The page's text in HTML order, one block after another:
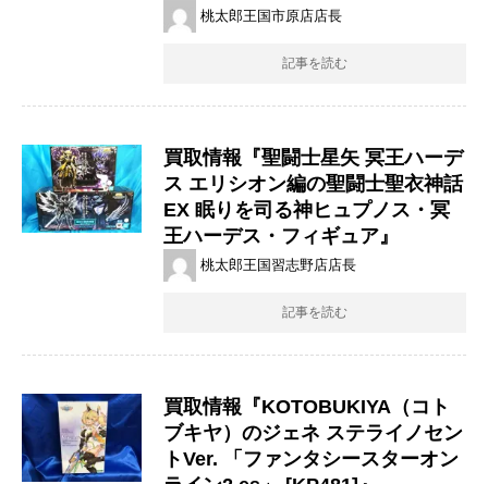
桃太郎王国市原店店長
記事を読む
買取情報『聖闘士星矢 ​冥王ハーデ
ス ​エリシオン編の聖闘士聖衣神話
EX ​眠りを司る神ヒュプノス・​冥
王ハーデス・フィギュア』
桃太郎王国習志野店店長
記事を読む
買取情報『KOTOBUKIYA（コト
ブキヤ）のジェネ ​ステライノセン
トVer. ​「ファンタシースターオン